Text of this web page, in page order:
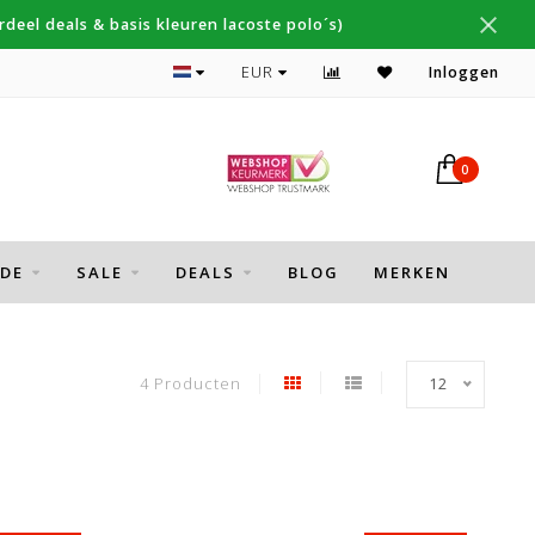
deals & basis kleuren lacoste polo´s)
Topmerken Thomas Maine, Cavallaro, Desoto
EUR Inloggen
0
SALE DEALS BLOG MERKEN
4 Producten 12